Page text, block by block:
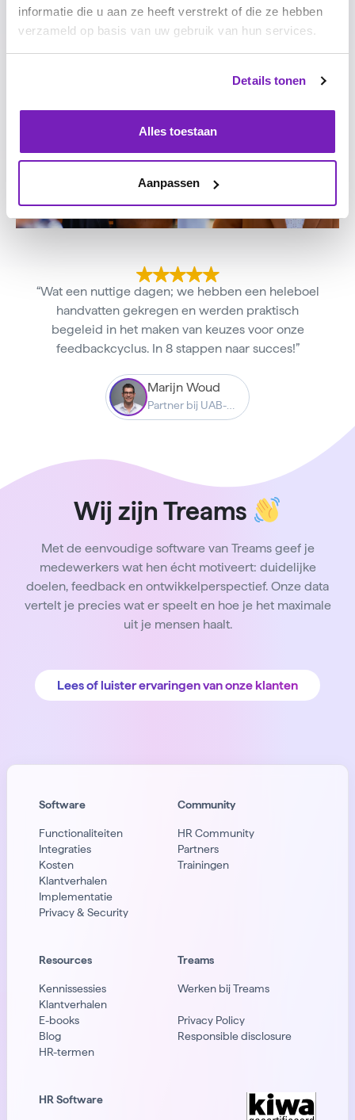
informatie die u aan ze heeft verstrekt of die ze hebben
verzameld op basis van uw gebruik van hun services.
Details tonen
Alles toestaan
Aanpassen
=
“Wat een nuttige dagen; we hebben een heleboel
handvatten gekregen en werden praktisch
begeleid in het maken van keuzes voor onze
feedbackcyclus. In 8 stappen naar succes!”
Marijn Woud
Wij zijn Treams
Met de eenvoudige software van Treams geef je
medewerkers wat hen écht motiveert: duidelijke
doelen, feedback en ontwikkelperspectief. Onze data
vertelt je precies wat er speelt en hoe je het maximale
uit je mensen haalt.
Lees of luister ervaringen van onze klanten
Software
Functionaliteiten
Integraties
Kosten
Klantverhalen
Implementatie
Privacy & Security
Community
HR Community
Partners
Trainingen
Resources
Kennissessies
Klantverhalen
E-books
Blog
HR-termen
Treams
Werken bij Treams
Privacy Policy
Responsible disclosure
HR Software